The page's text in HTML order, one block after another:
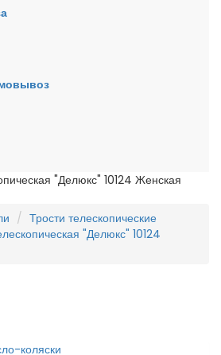
"Делюкс" 10124 Женская
Трости телескопические
"Делюкс" 10124
коляски